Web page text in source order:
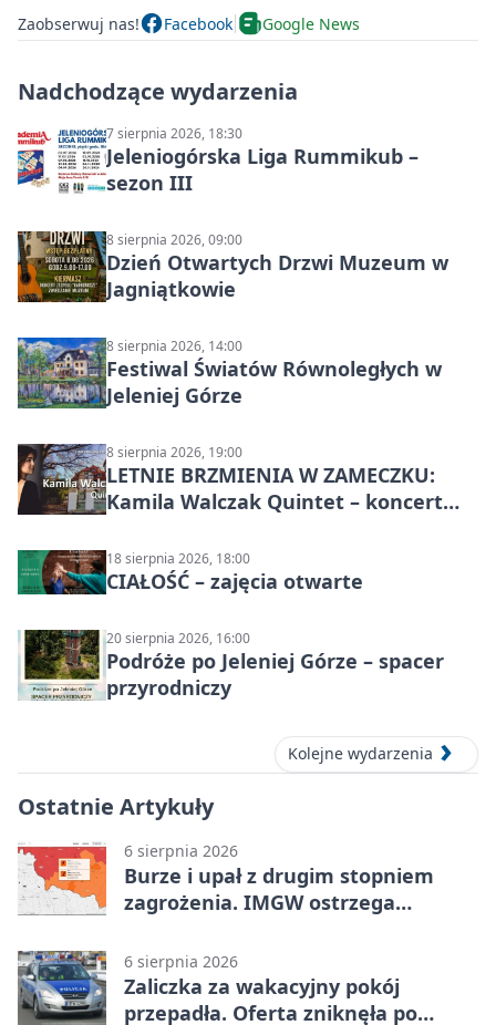
Zaobserwuj nas! Facebook Google News
Nadchodzące wydarzenia
7 sierpnia 2026, 18:30
Jeleniogórska Liga Rummikub –
sezon III
8 sierpnia 2026, 09:00
Dzień Otwartych Drzwi Muzeum w
Jagniątkowie
8 sierpnia 2026, 14:00
Festiwal Światów Równoległych w
Jeleniej Górze
8 sierpnia 2026, 19:00
LETNIE BRZMIENIA W ZAMECZKU:
Kamila Walczak Quintet – koncert
18 sierpnia 2026, 18:00
CIAŁOŚĆ – zajęcia otwarte
20 sierpnia 2026, 16:00
Podróże po Jeleniej Górze – spacer
przyrodniczy
Kolejne wydarzenia
Ostatnie Artykuły
6 sierpnia 2026
Burze i upał z drugim stopniem
zagrożenia. IMGW ostrzega
6 sierpnia 2026
Zaliczka za wakacyjny pokój
przepadła. Oferta zniknęła po